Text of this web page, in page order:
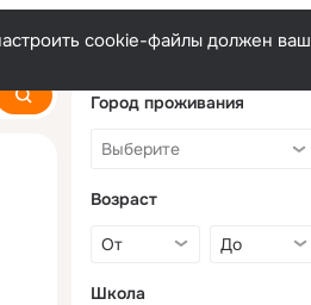
cookie-файлы должен ваш
Город проживания
Возраст
Школа